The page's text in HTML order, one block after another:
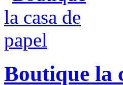
Boutique la